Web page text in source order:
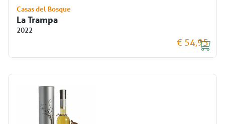
Casas del Bosque
La Trampa
2022
€ 54,95